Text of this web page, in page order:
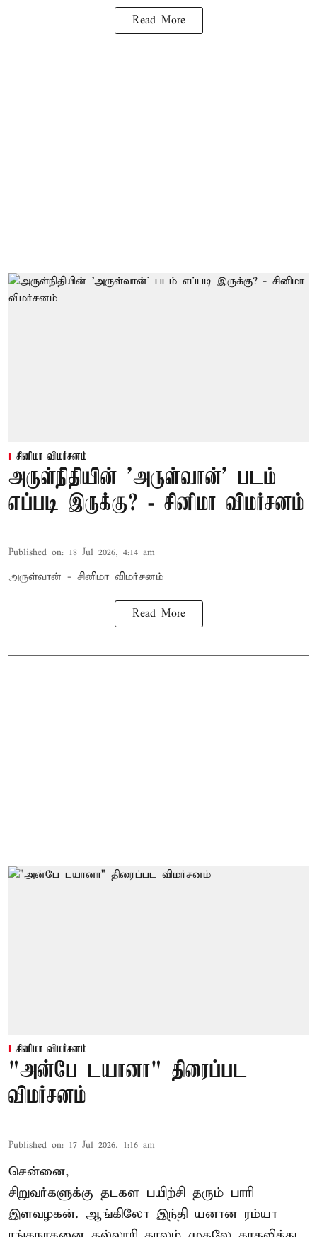
Read More
சினிமா விமர்சனம்
அருள்நிதியின் 'அருள்வான்' படம்
எப்படி இருக்கு? - சினிமா விமர்சனம்
Published on: 18 Jul 2026, 4:14 am
அருள்வான் - சினிமா விமர்சனம்
Read More
சினிமா விமர்சனம்
"அன்பே டயானா" திரைப்பட
விமர்சனம்
Published on: 17 Jul 2026, 1:16 am
சென்னை,
சிறுவர்களுக்கு தடகள பயிற்சி தரும் பாரி
இளவழகன். ஆங்கிலோ இந்தி யனான ரம்யா